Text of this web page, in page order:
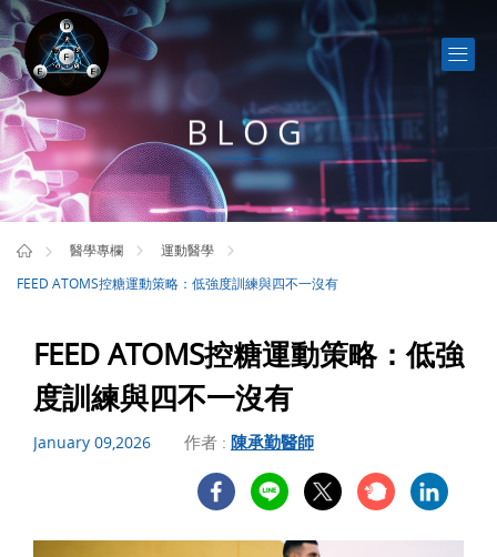
BLOG
醫學專欄
運動醫學
FEED ATOMS控糖運動策略：低強度訓練與四不一沒有
FEED ATOMS控糖運動策略：低強
度訓練與四不一沒有
January 09,2026 作者 : 陳承勤醫師